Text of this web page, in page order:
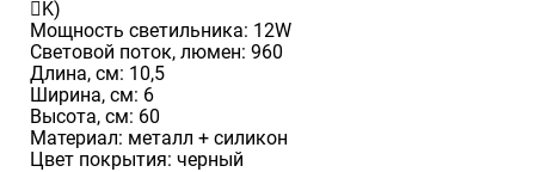
񢨠K)
Мощность светильника: 12W
Световой поток, люмен: 960
Длина, см: 10,5
Ширина, см: 6
Высота, см: 60
Mатериал: металл + силикон
Цвет покрытия: черный